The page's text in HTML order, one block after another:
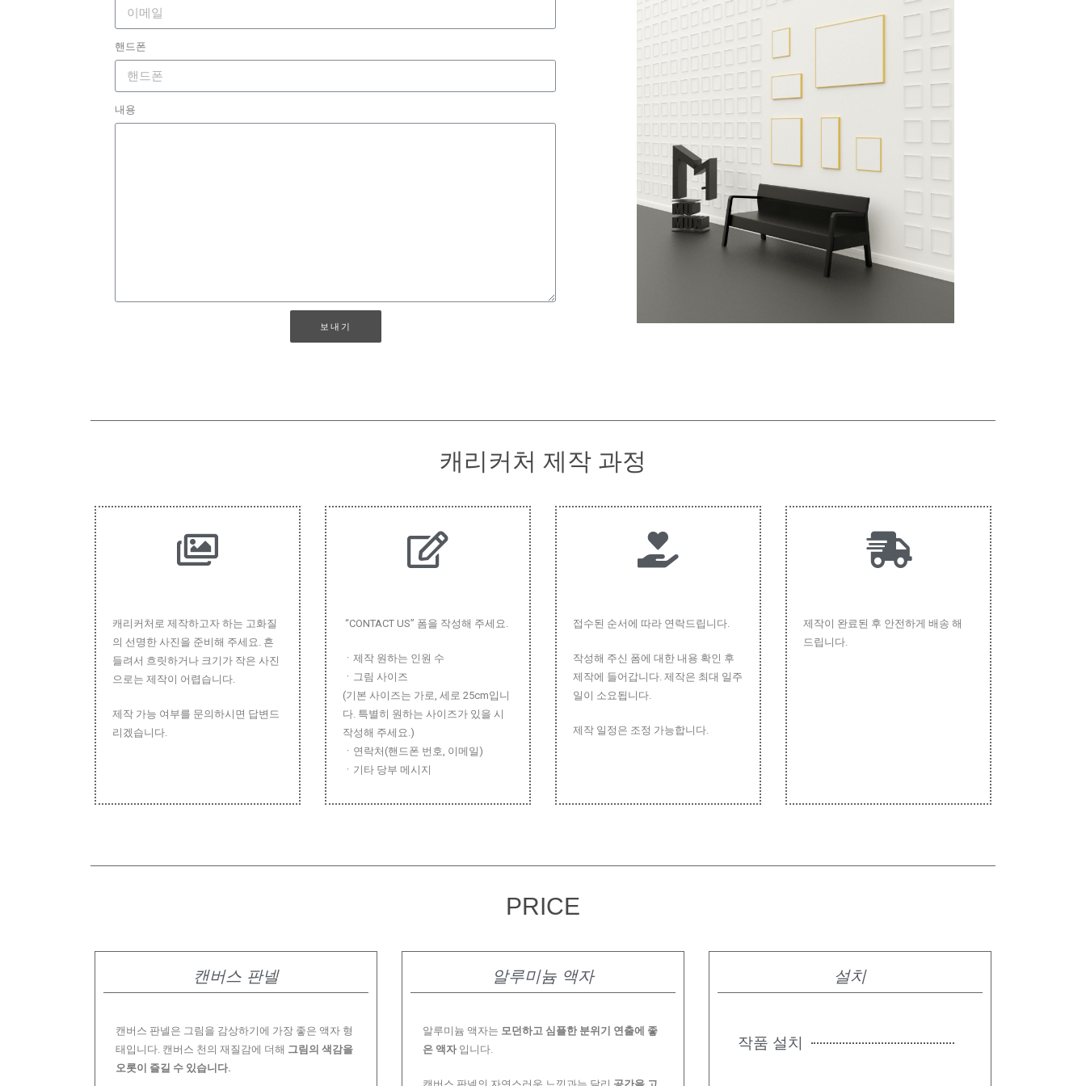
핸드폰
내용
보내기
캐리커처 제작 과정
캐리커처로 제작하고자 하는 고화질
의 선명한 사진을 준비해 주세요. 흔
들려서 흐릿하거나 크기가 작은 사진
으로는 제작이 어렵습니다.
제작 가능 여부를 문의하시면 답변드
리겠습니다.
“CONTACT US” 폼을 작성해 주세요.
ㆍ제작 원하는 인원 수
ㆍ그림 사이즈
(기본 사이즈는 가로, 세로 25cm입니
다. 특별히 원하는 사이즈가 있을 시
작성해 주세요.)
ㆍ연락처(핸드폰 번호, 이메일)
ㆍ기타 당부 메시지
접수된 순서에 따라 연락드립니다.
작성해 주신 폼에 대한 내용 확인 후
제작에 들어갑니다. 제작은 최대 일주
일이 소요됩니다.
제작 일정은 조정 가능합니다.
제작이 완료된 후 안전하게 배송 해
드립니다.
PRICE
캔버스 판넬
캔버스 판넬은 그림을 감상하기에 가장 좋은 액자 형
태입니다. 캔버스 천의 재질감에 더해 그림의 색감을
오롯이 즐길 수 있습니다.
알루미늄 액자
알루미늄 액자는 모던하고 심플한 분위기 연출에 좋
은 액자입니다.
설치
작품 설치